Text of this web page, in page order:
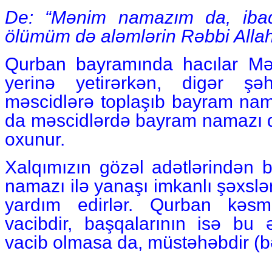
De: “Mənim namazım da,
ölümüm də aləmlərin Rəbbi
Qurban bayramında hacılar
yerinə yetirərkən, digər
məscidlərə toplaşıb bayram
da məscidlərdə bayram namazı
oxunur.
Xalqımızın gözəl
namazı ilə yanaşı imkanlı
yardım edirlər. Qurban
vacibdir, başqalarının isə bu
vacib olmasa da, müstəhəbdir